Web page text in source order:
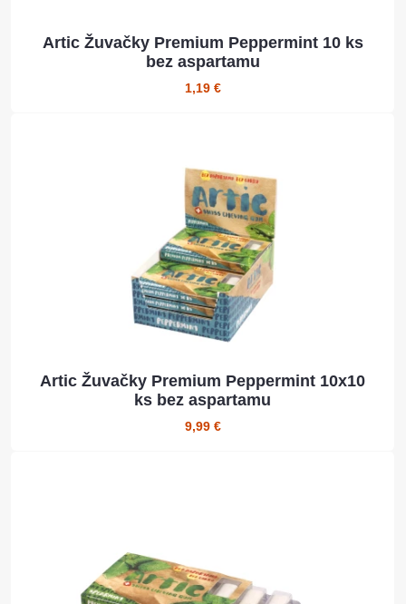
Artic Žuvačky Premium Peppermint 10 ks
bez aspartamu
1,19 €
Artic Žuvačky Premium Peppermint 10x10
ks bez aspartamu
9,99 €